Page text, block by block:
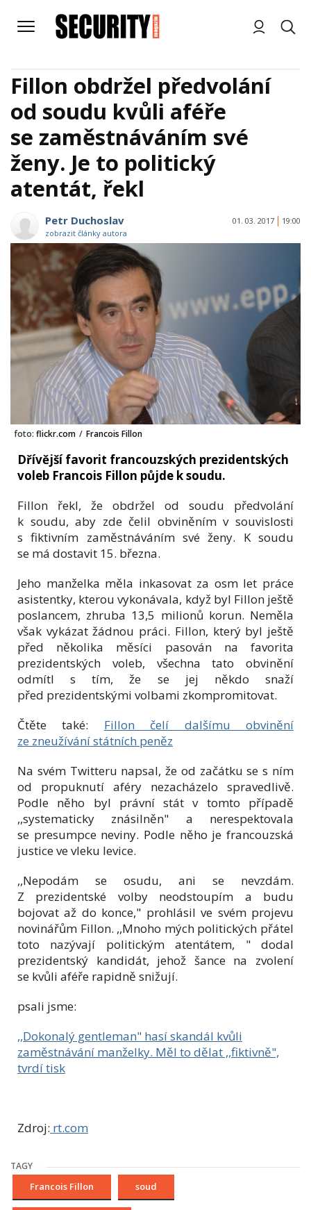
Fillon obdržel předvolání
od soudu kvůli aféře
se zaměstnáváním své
ženy. Je to politický
atentát, řekl
Petr Duchoslav
zobrazit články autora
01. 03. 2017 19:00
foto: flickr.com / Francois Fillon
Dřívější favorit francouzských prezidentských
voleb Francois Fillon půjde k soudu.
Fillon řekl, že obdržel od soudu předvolání
k soudu, aby zde čelil obviněním v souvislosti
s fiktivním zaměstnáváním své ženy. K soudu
se má dostavit 15. března.
Jeho manželka měla inkasovat za osm let práce
asistentky, kterou vykonávala, když byl Fillon ještě
poslancem, zhruba 13,5 milionů korun. Neměla
však vykázat žádnou práci. Fillon, který byl ještě
před několika měsíci pasován na favorita
prezidentských voleb, všechna tato obvinění
odmítl s tím, že se jej někdo snaží
před prezidentskými volbami zkompromitovat.
Čtěte také: Fillon čelí dalšímu obvinění
ze zneužívání státních peněz
Na svém Twitteru napsal, že od začátku se s ním
od propuknutí aféry nezacházelo spravedlivě.
Podle něho byl právní stát v tomto případě
,,systematicky znásilněn" a nerespektovala
se presumpce neviny. Podle něho je francouzská
justice ve vleku levice.
,,Nepodám se osudu, ani se nevzdám.
Z prezidentské volby neodstoupím a budu
bojovat až do konce," prohlásil ve svém projevu
novinářům Fillon. ,,Mnoho mých politických přátel
toto nazývají politickým atentátem, " dodal
prezidentský kandidát, jehož šance na zvolení
se kvůli aféře rapidně snižují.
psali jsme:
,,Dokonalý gentleman" hasí skandál kvůli
zaměstnávání manželky. Měl to dělat ,,fiktivně",
tvrdí tisk
Zdroj: rt.com
TAGY
Francois Fillon soud